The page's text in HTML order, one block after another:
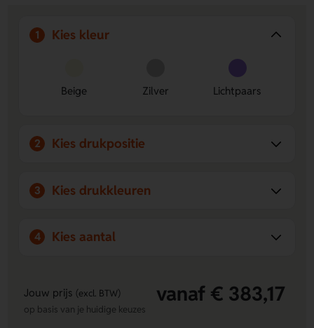
On-Ear headphone
Geniet tot 30 uur
onafgebroken muziek of gesprekken zonder opladen.
Eenvoudige bediening:
Met knoppen op de
Personalisering mogelijk:
bedrukken of graveren met jouw logo of ontwerp voor
1 Kies kleur
Beige Zilver Lichtpaars
2 Kies drukpositie
3 Kies drukkleuren
4 Kies aantal
Jouw prijs (excl. BTW) vanaf € 383,17
op basis van je huidige keuzes